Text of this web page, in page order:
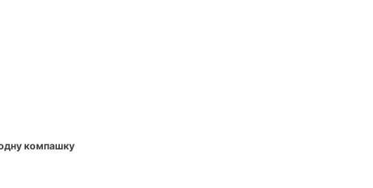
компашку